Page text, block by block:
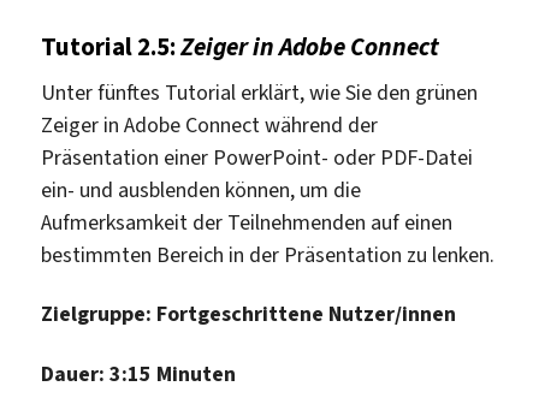
Tutorial 2.5:Zeiger in Adobe Connect
Unter fünftes Tutorial erklärt, wie Sie den grünen
Zeiger in Adobe Connect während der
Präsentation einer PowerPoint- oder PDF-Datei
ein- und ausblenden können, um die
Aufmerksamkeit der Teilnehmenden auf einen
bestimmten Bereich in der Präsentation zu lenken.
Zielgruppe: Fortgeschrittene Nutzer/innen
Dauer: 3:15 Minuten